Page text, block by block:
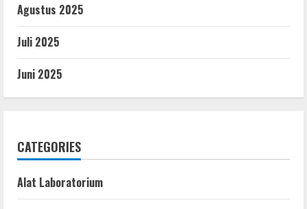
Agustus 2025
Juli 2025
Juni 2025
CATEGORIES
Alat Laboratorium